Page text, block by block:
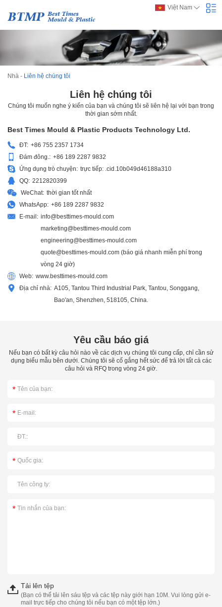
Việt Nam
Nhà - Liên hệ chúng tôi
Liên hệ chúng tôi
Chúng tôi muốn nghe ý kiến của bạn và chúng tôi sẽ liên hệ lại với bạn trong
thời gian sớm nhất.
Best Times Mould & Plastic Products Technology Ltd.
ĐT: +86 755 2357 1734
Đám đông.: +86 189 2287 9832
Ứng dụng trò chuyện: trực tiếp: .cid.10b049d46188a310
QQ: 2212820399
WeChat: thời gian tốt nhất
WhatsApp: +86 189 2287 9832
E-mail: info@besttimes-mould.com
marketing@besttimes-mould.com
engineering@besttimes-mould.com
quote@besttimes-mould.com (báo giá nhanh miễn phí trong
vòng 24 giờ)
Web: www.besttimes-mould.com
Địa chỉ nhà: A105, Tantou Third Industrial Park, Tantou, Songgang,
Bao'an, Shenzhen, 518105, China.
Yêu cầu báo giá
Nếu bạn có bất kỳ câu hỏi nào về các dịch vụ chúng tôi cung cấp, chỉ cần sử
dụng biểu mẫu bên dưới. Chúng tôi sẽ cố gắng hết sức để trả lời tất cả các
câu hỏi và RFQ trong vòng 24 giờ.
Tải lên tệp
(Bạn có thể tải lên sáu tệp và các tệp này giới hạn 10M. Vui lòng gửi e-
mail trực tiếp cho chúng tôi nếu bạn có một tệp lớn.)